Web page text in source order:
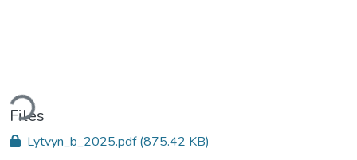
Files
Lytvyn_b_2025.pdf(875.42 KB)